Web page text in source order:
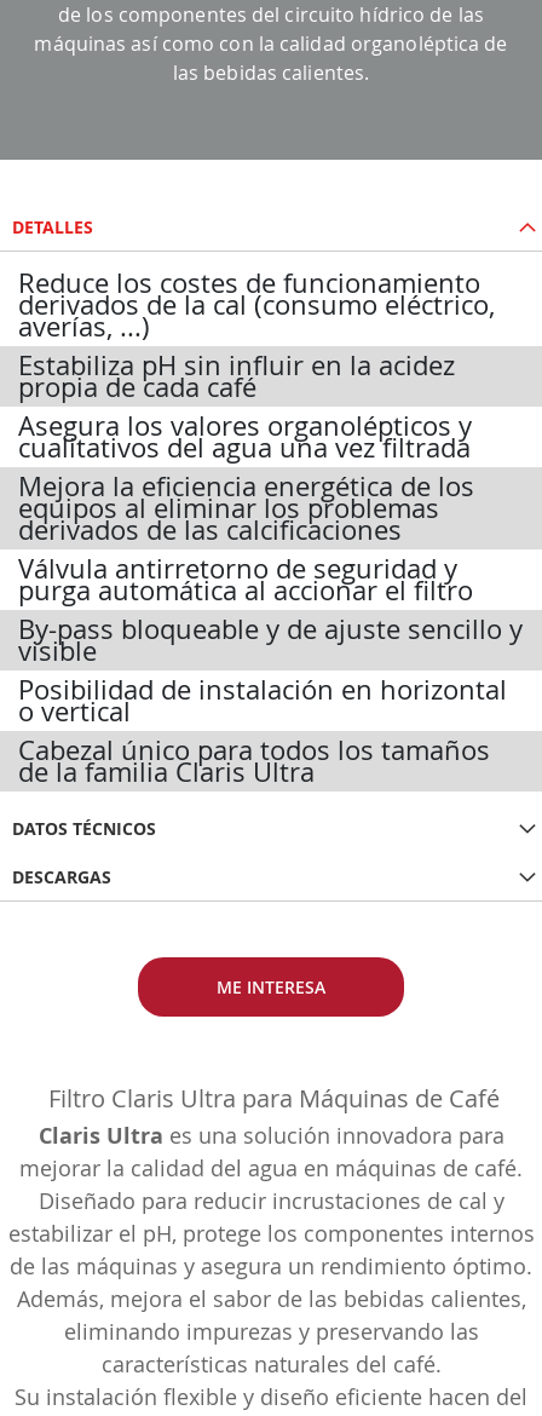
de los componentes del circuito hídrico de las
máquinas así como con la calidad organoléptica de
las bebidas calientes.
DETALLES
Reduce los costes de funcionamiento
derivados de la cal (consumo eléctrico,
averías, ...)
Estabiliza pH sin influir en la acidez
propia de cada café
Asegura los valores organolépticos y
cualitativos del agua una vez filtrada
Mejora la eficiencia energética de los
equipos al eliminar los problemas
derivados de las calcificaciones
Válvula antirretorno de seguridad y
purga automática al accionar el filtro
By-pass bloqueable y de ajuste sencillo y
visible
Posibilidad de instalación en horizontal
o vertical
Cabezal único para todos los tamaños
de la familia Claris Ultra
DATOS TÉCNICOS
DESCARGAS
ME INTERESA
Filtro Claris Ultra para Máquinas de Café
Claris Ultra es una solución innovadora para
mejorar la calidad del agua en máquinas de café.
Diseñado para reducir incrustaciones de cal y
estabilizar el pH, protege los componentes internos
de las máquinas y asegura un rendimiento óptimo.
Además, mejora el sabor de las bebidas calientes,
eliminando impurezas y preservando las
características naturales del café.
Su instalación flexible y diseño eficiente hacen del